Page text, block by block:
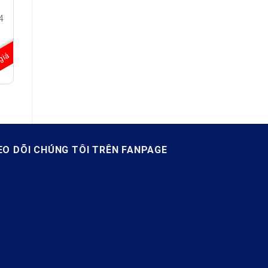
DÕI CHÚNG TÔI TRÊN FANPAGE